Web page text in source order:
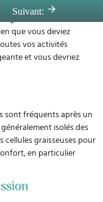
Suivant:
brésilien des fesses
que vous deviez
vos activités
et vous devriez
sont fréquents après un
isolés des
cellules graisseuses pour
en particulier